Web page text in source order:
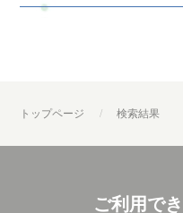
トップページ 検索結果
ご利用で